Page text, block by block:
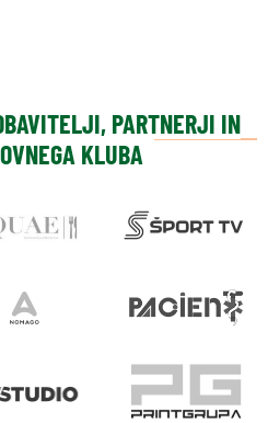
PARTNERJI IN
KLUBA